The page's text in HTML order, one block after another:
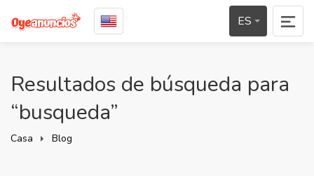
ES
Resultados de búsqueda para
“busqueda”
Casa Blog